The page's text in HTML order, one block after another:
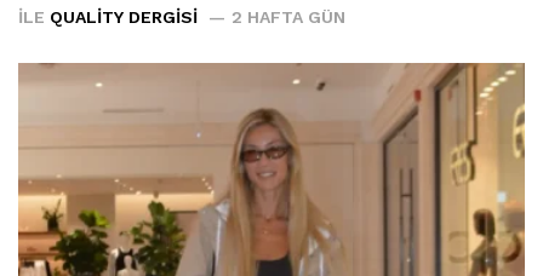
İLE QUALITY DERGISI 2 HAFTA GÜN